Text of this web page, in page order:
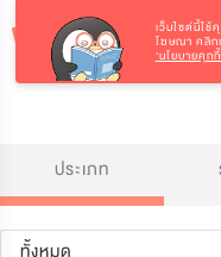
ประเภท
เว็บไซต์นี้ใช้
โฆษณา คลิก
‘นโยบายคุกกี้